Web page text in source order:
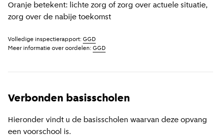
Oranje betekent: lichte zorg of zorg over actuele situatie,
zorg over de nabije toekomst
Volledige inspectierapport: GGD
Meer informatie over oordelen: GGD
Verbonden basisscholen
Hieronder vindt u de basisscholen waarvan deze opvang
een voorschool is.